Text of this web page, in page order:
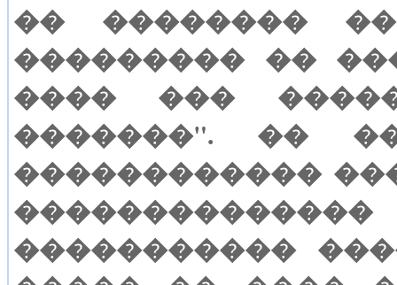
�� ��������
��������� ��
���� ���
�������". ��
������������
�����������